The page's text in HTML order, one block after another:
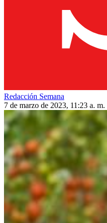
Redacción Semana
7 de marzo de 2023, 11:23 a. m.